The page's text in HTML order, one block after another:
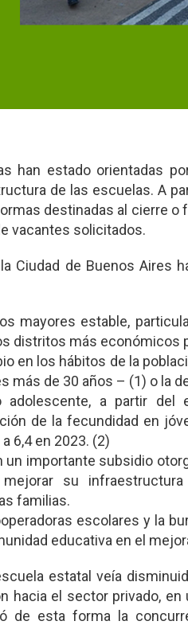
han estado orientadas
de las escuelas. A
destinadas al cierre
vacantes solicitados.
Ciudad de Buenos Aires
mayores estable,
distritos más económicos
en los hábitos de la
más de 30 años – (1) o la
adolescente, a partir
de la fecundidad en
6,4 en 2023. (2)
importante subsidio
su
familias.
escolares y la
educativa en el
estatal veía
hacia el sector privado,
de esta forma la